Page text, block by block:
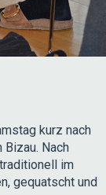
kurz nach
Bizau. Nach
im
gequatscht und